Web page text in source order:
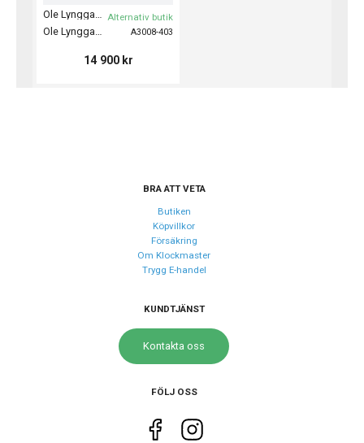
A3008-403
Ole Lynggaard
Ole Lynggaard Pendant Leaves Mini
Alternativ butik
14 900 kr
BRA ATT VETA
Butiken
Köpvillkor
Försäkring
Om Klockmaster
Trygg E-handel
KUNDTJÄNST
Kontakta oss
FÖLJ OSS